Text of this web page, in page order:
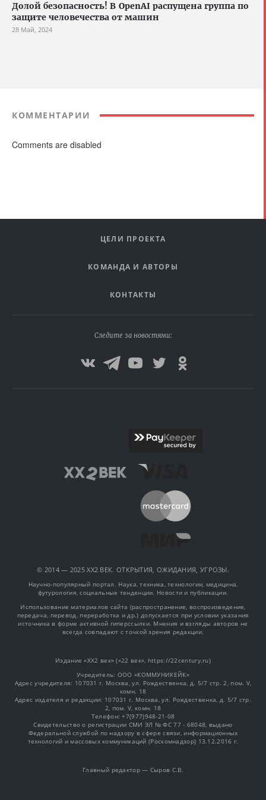
Долой безопасность! В OpenAI распущена группа по
защите человечества от машин
28 Май, 2024
КОММЕНТАРИИ
Comments are disabled
ЦЕЛИ ПРОЕКТА
КОМАНДА И АВТОРЫ
КОНТАКТЫ
Следите за новостями:
© 2014 — 2025 XX2 ВЕК. ОТКРЫТИЯ, ОЖИДАНИЯ, УГРОЗЫ.
Научно-популярный портал. Наука, техника, технологии, медицина,
футурология, социальные тенденции. Новости и публикации.
Использование материалов сайта (распространение, воспроизведение,
передача, перевод, переработка и др.) допускается при условии указания
источника в форме активной гиперссылки. Мнения и взгляды авторов не
всегда совпадают с точкой зрения редакции.
Издание «XX2 век» («22 век», https://22century.ru)
Учредитель: OOO «КОММУНИКЕЙК»
Адрес учредителя: 107031 г. Москва, ул. Рождественка, д. 5/7 стр. 2, пом. V,
комн. 18
Адрес издателя и редакции: 107031 г. Москва, ул. Рождественка, д. 5/7 стр.
2, пом. V, комн. 18
Телефон: +7(977)948-21-08
Свидетельство о регистрации СМИ ЭЛ № ФС 77 - 68048, выдано
Федеральной службой по надзору в сфере связи, информационных
технологий и массовых коммуникаций (Роскомнадзор) 13.12.2016 г.
Главный редактор — Сыров С.В.